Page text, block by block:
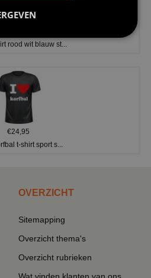
rood wit blauw st...
€24,95
t-shirt sport s...
OVERZICHT
Sitemapping
Overzicht thema's
Overzicht rubrieken